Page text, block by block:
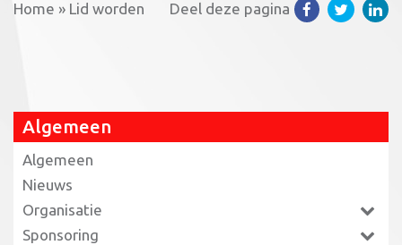
Home » Lid worden Deel deze pagina
Algemeen
Algemeen
Nieuws
Organisatie
Sponsoring